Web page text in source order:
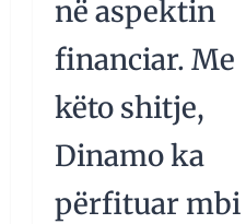
në aspektin
financiar. Me
këto shitje,
Dinamo ka
përfituar mbi